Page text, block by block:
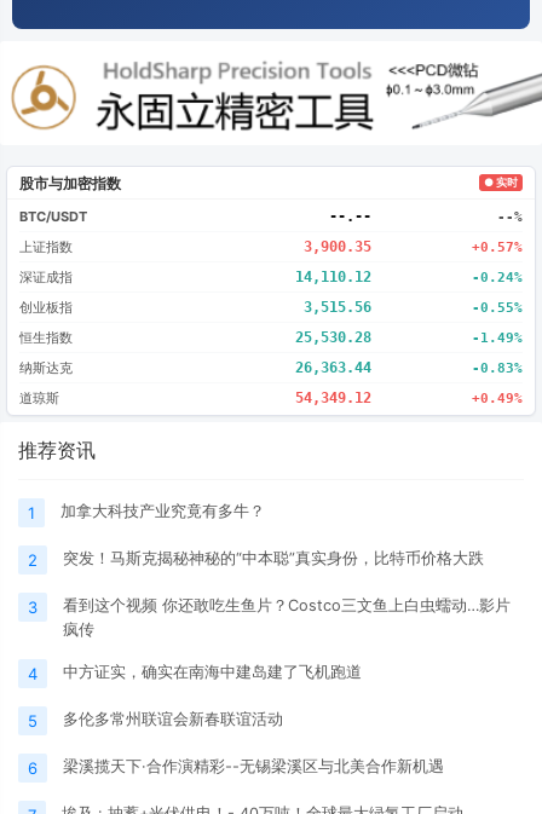
股市与加密指数 ● 实时
BTC/USDT --.-- --%
上证指数 3,900.35 +0.57%
深证成指 14,110.12 -0.24%
创业板指 3,515.56 -0.55%
恒生指数 25,530.28 -1.49%
纳斯达克 26,363.44 -0.83%
道琼斯 54,349.12 +0.49%
推荐资讯
1 加拿大科技产业究竟有多牛？
2 突发！马斯克揭秘神秘的“中本聪”真实身份，比特币价格大跌
3
看到这个视频 你还敢吃生鱼片？Costco三文鱼上白虫蠕动…影片
疯传
4 中方证实，确实在南海中建岛建了飞机跑道
5 多伦多常州联谊会新春联谊活动
6 梁溪揽天下·合作演精彩--无锡梁溪区与北美合作新机遇